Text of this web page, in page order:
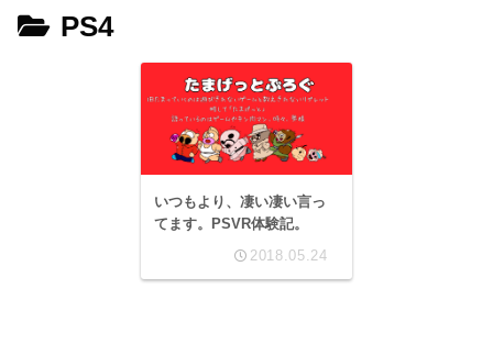
PS4
いつもより、凄い凄い言っ
てます。PSVR体験記。
2018.05.24